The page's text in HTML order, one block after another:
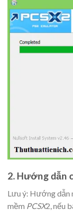
2. Hướng dẫn
Lưu ý: Hướng dẫn
mềm PCSX2, nếu